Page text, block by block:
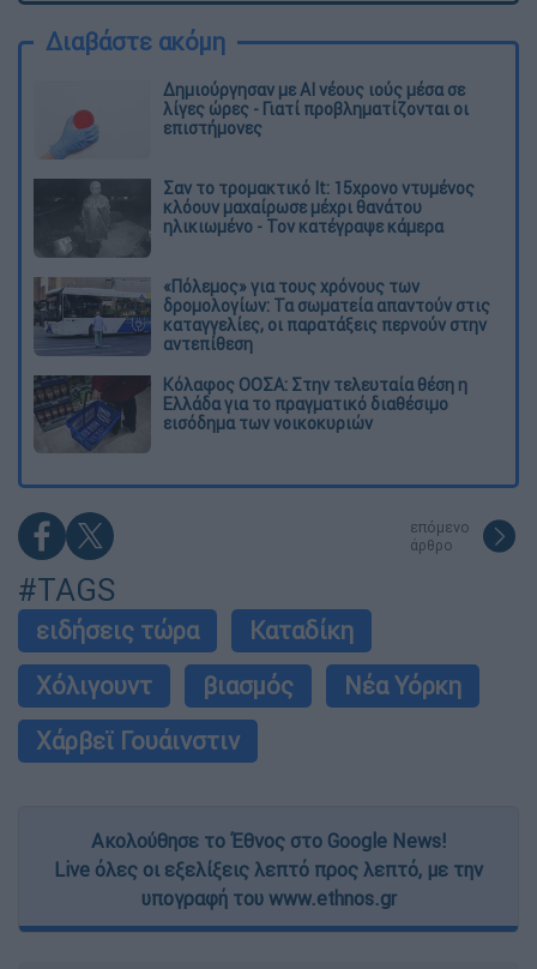
Διαβάστε ακόμη
Δημιούργησαν με AI νέους ιούς μέσα σε
λίγες ώρες - Γιατί προβληματίζονται οι
επιστήμονες
Σαν το τρομακτικό It: 15χρονο ντυμένος
κλόουν μαχαίρωσε μέχρι θανάτου
ηλικιωμένο - Τον κατέγραψε κάμερα
«Πόλεμος» για τους χρόνους των
δρομολογίων: Τα σωματεία απαντούν στις
καταγγελίες, οι παρατάξεις περνούν στην
αντεπίθεση
Κόλαφος ΟΟΣΑ: Στην τελευταία θέση η
Ελλάδα για το πραγματικό διαθέσιμο
εισόδημα των νοικοκυριών
επόμενο
άρθρο
#TAGS
ειδήσεις τώρα
Καταδίκη
Χόλιγουντ
βιασμός
Νέα Υόρκη
Χάρβεϊ Γουάινστιν
Ακολούθησε το Έθνος στο Google News!
Live όλες οι εξελίξεις λεπτό προς λεπτό, με την
υπογραφή του www.ethnos.gr